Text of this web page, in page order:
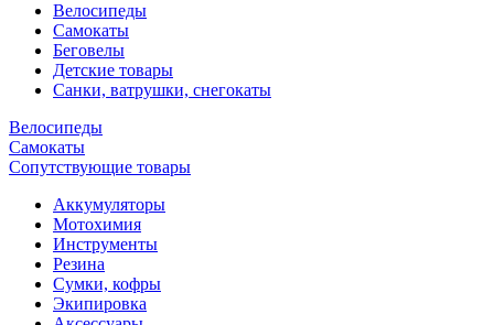
Велосипеды
Самокаты
Беговелы
Детские товары
Санки, ватрушки, снегокаты
Велосипеды
Самокаты
Сопутствующие товары
Аккумуляторы
Мотохимия
Инструменты
Резина
Сумки, кофры
Экипировка